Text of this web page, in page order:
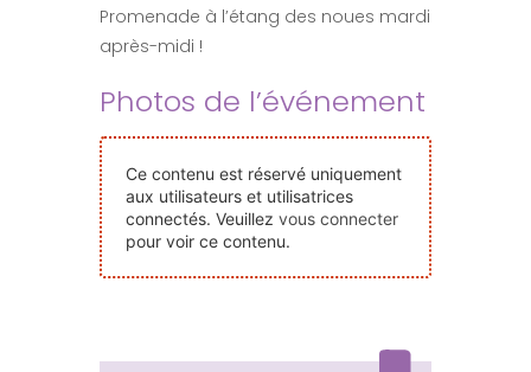
Nos Événements
Nous Contacter
Devenir Bénévole
Faire Un Don
Promenade à l’étang des noues mardi
après-midi !
Photos de l’événement
Ce contenu est réservé uniquement
aux utilisateurs et utilisatrices
connectés. Veuillez vous connecter
pour voir ce contenu.